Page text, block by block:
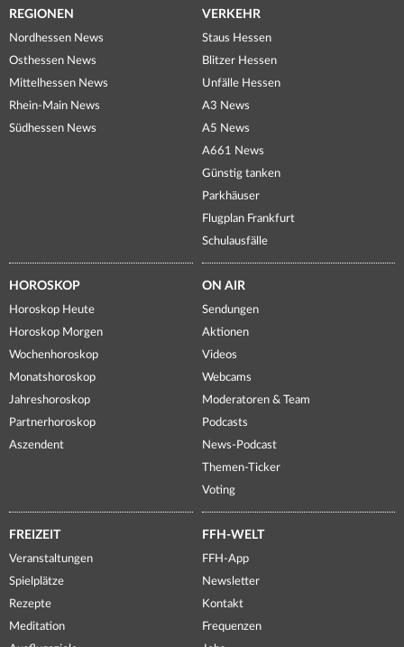
REGIONEN
Nordhessen News
Osthessen News
Mittelhessen News
Rhein-Main News
Südhessen News
VERKEHR
Staus Hessen
Blitzer Hessen
Unfälle Hessen
A3 News
A5 News
A661 News
Günstig tanken
Parkhäuser
Flugplan Frankfurt
Schulausfälle
HOROSKOP
Horoskop Heute
Horoskop Morgen
Wochenhoroskop
Monatshoroskop
Jahreshoroskop
Partnerhoroskop
Aszendent
ON AIR
Sendungen
Aktionen
Videos
Webcams
Moderatoren & Team
Podcasts
News-Podcast
Themen-Ticker
Voting
FREIZEIT
Veranstaltungen
Spielplätze
Rezepte
Meditation
FFH-WELT
FFH-App
Newsletter
Kontakt
Frequenzen